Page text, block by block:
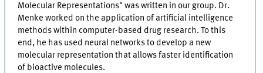
Molecular Representations" was written in our group. Dr.
Menke worked on the application of artificial intelligence
methods within computer-based drug research. To this
end, he has used neural networks to develop a new
molecular representation that allows faster identification
of bioactive molecules.